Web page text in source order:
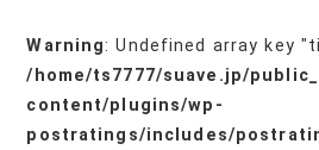
Warning: Undefined array key
/home/ts7777/suave.jp/
content/plugins/wp-
postratings/includes/